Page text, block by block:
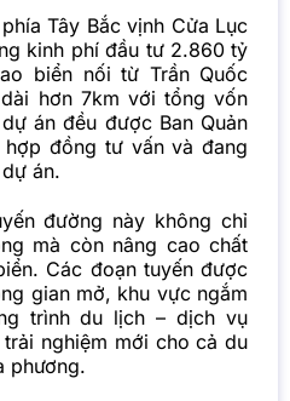
Tây Bắc vịnh Cửa Lục
kinh phí đầu tư 2.860 tỷ
biển nối từ Trần Quốc
hơn 7km với tổng vốn
án đều được Ban Quản
đồng tư vấn và đang
án.
đường này không chỉ
mà còn nâng cao chất
Các đoạn tuyến được
gian mở, khu vực ngắm
trình du lịch – dịch vụ
nghiệm mới cho cả du
phương.